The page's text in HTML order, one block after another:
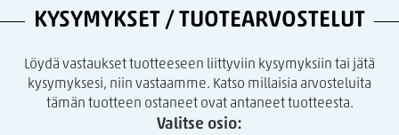
KYSYMYKSET / TUOTEARVOSTELUT
Löydä vastaukset tuotteeseen liittyviin kysymyksiin tai jätä
kysymyksesi, niin vastaamme. Katso millaisia arvosteluita
tämän tuotteen ostaneet ovat antaneet tuotteesta.
Valitse osio: